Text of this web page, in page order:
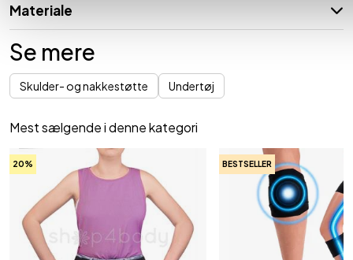
Materiale
Se mere
Skulder- og nakkestøtte Undertøj
Mest sælgende i denne kategori
20% BESTSELLER